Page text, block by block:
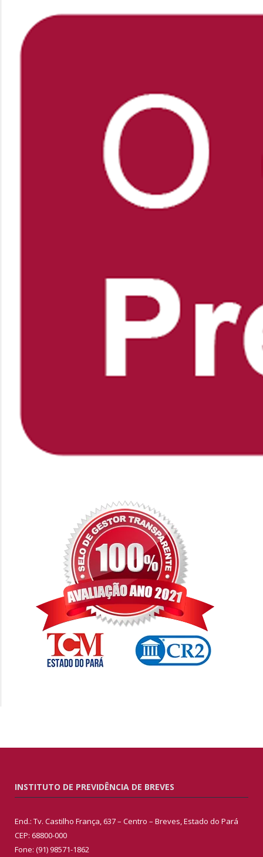
INSTITUTO DE PREVIDÊNCIA DE BREVES
End.: Tv. Castilho França, 637 – Centro – Breves, Estado do Pará
CEP: 68800-000
Fone: (91) 98571-1862